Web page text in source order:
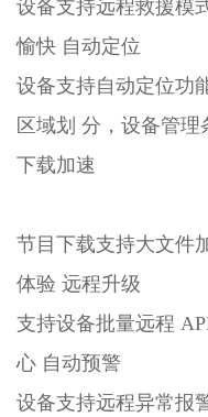
设备支持远程救援模
愉快 自动定位
设备支持自动定位功
区域划 分，设备管理
下载加速
节目下载支持大文件
体验 远程升级
支持设备批量远程
心 自动预警
设备支持远程异常报